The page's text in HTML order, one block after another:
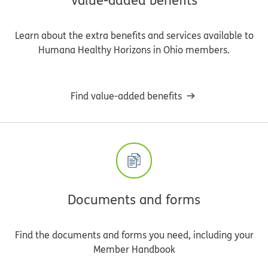
Learn about the extra benefits and services available to
Humana Healthy Horizons in Ohio members.
Find value-added benefits
Documents and forms
Find the documents and forms you need, including your
Member Handbook